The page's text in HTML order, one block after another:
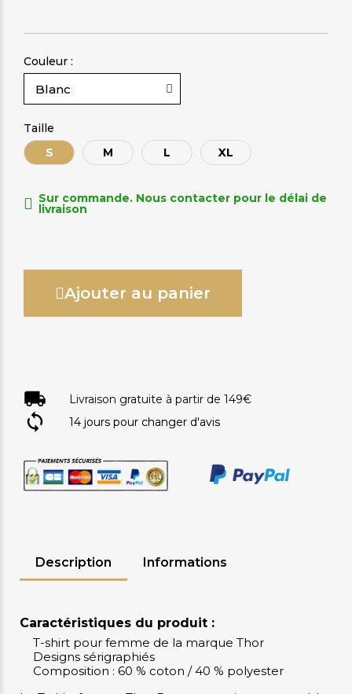
Couleur :
Taille
S
M L XL
Sur commande. Nous contacter pour le délai de
livraison
Ajouter au panier
Livraison gratuite à partir de 149€
14 jours pour changer d'avis
Description Informations
Caractéristiques du produit :
T-shirt pour femme de la marque Thor
Designs sérigraphiés
Composition : 60 % coton / 40 % polyester